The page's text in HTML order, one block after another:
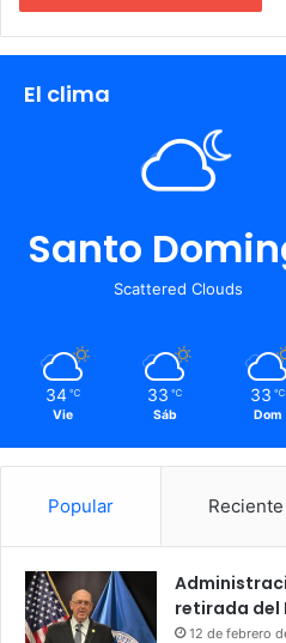
El clima
Santo
Scattered Clouds
34 ℃
Vie
33 ℃
Sáb
33 ℃
Dom
Popular Reciente
retirada del
12 de febrero